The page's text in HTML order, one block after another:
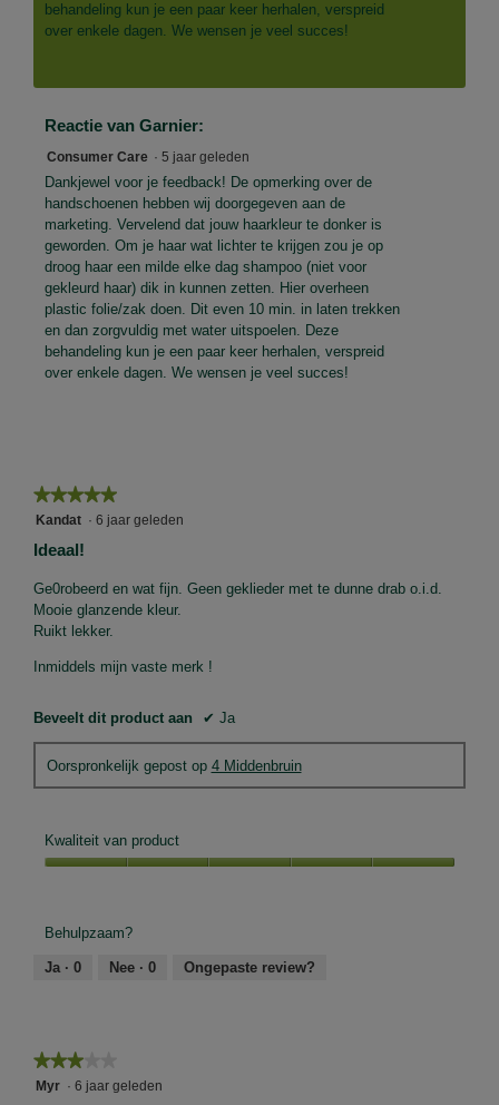
behandeling kun je een paar keer herhalen, verspreid
over enkele dagen. We wensen je veel succes!
Reactie van Garnier:
Consumer Care · 5 jaar geleden
Dankjewel voor je feedback! De opmerking over de
handschoenen hebben wij doorgegeven aan de
marketing. Vervelend dat jouw haarkleur te donker is
geworden. Om je haar wat lichter te krijgen zou je op
droog haar een milde elke dag shampoo (niet voor
gekleurd haar) dik in kunnen zetten. Hier overheen
plastic folie/zak doen. Dit even 10 min. in laten trekken
en dan zorgvuldig met water uitspoelen. Deze
behandeling kun je een paar keer herhalen, verspreid
over enkele dagen. We wensen je veel succes!
★★★★★
★★★★★
5
5
Kandat · 6 jaar geleden
Ideaal!
Ge0robeerd en wat fijn. Geen geklieder met te dunne drab o.i.d.
Mooie glanzende kleur.
Ruikt lekker.
Inmiddels mijn vaste merk !
Beveelt dit product aan ✔ Ja
Oorspronkelijk gepost op 4 Middenbruin
Kwaliteit van product
5
van
Behulpzaam?
Ja · 0 Nee · 0 Ongepaste review?
★★★★★
★★★★★
3Myr · 6 jaar geleden